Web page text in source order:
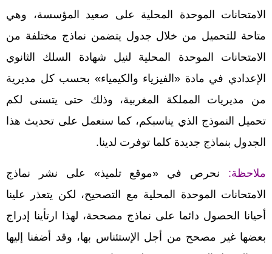
الامتحانات الموحدة المحلية على صعيد المؤسسة، وهي
متاحة للتحميل من خلال جدول يتضمن نماذج مختلفة من
الامتحانات الموحدة المحلية لنيل شهادة السلك الثانوي
الإعدادي في مادة «الفيزياء والكيمياء» بحسب كل مديرية
من مديريات المملكة المغربية، وذلك حتى يتسنى لكم
تحميل النموذج الذي يناسبكم، كما سنعمل على تحديث هذا
الجدول بنماذج جديدة كلما توفرت لدينا.
ملاحظة: نحرص في «موقع تلميذ» على نشر نماذج
الامتحانات الموحدة المحلية مع التصحيح، لكن يتعذر علينا
أحيانا الحصول دائما على نماذج مصححة، لهذا ارتأينا إدراج
بعضها غير مصحح من أجل الإستئناس بها، وقد أضفنا إليها